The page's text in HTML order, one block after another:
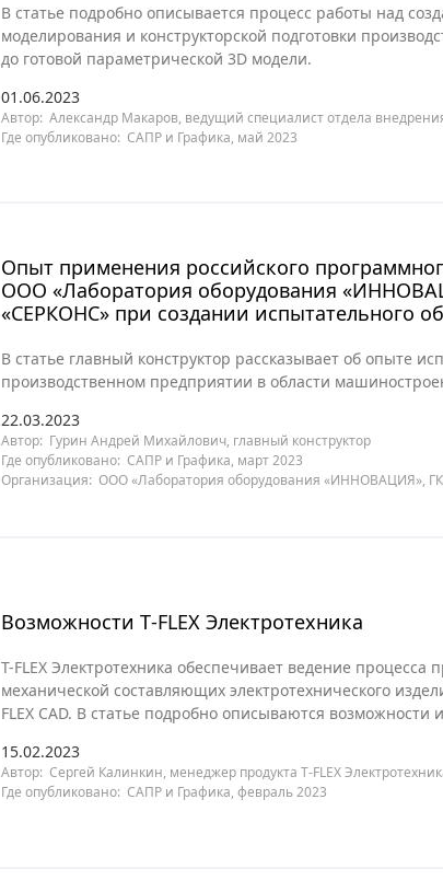
В статье подробно описывается процесс работы над
моделирования и конструкторской подготовки
до готовой параметрической 3D модели.
01.06.2023
Автор: Александр Макаров, ведущий специалист отдела
Где опубликовано: САПР и Графика, май 2023
Опыт применения российского
ООО «Лаборатория оборудования
«СЕРКОНС» при создании испытательного
В статье главный конструктор рассказывает об опыте
производственном предприятии в области
22.03.2023
Автор: Гурин Андрей Михайлович, главный конструктор
Где опубликовано: САПР и Графика, март 2023
Организация: ООО «Лаборатория оборудования «ИННОВАЦИЯ»,
Возможности T‑FLEX Электротехника
T-FLEX Электротехника обеспечивает ведение процесса
механической составляющих электротехнического
FLEX CAD. В статье подробно описываются
15.02.2023
Автор: Сергей Калинкин, менеджер продукта T-FLEX
Где опубликовано: САПР и Графика, февраль 2023